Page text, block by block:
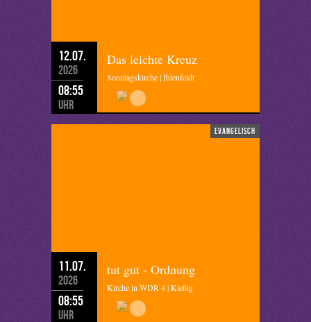
12.07.
2026
08:55
Uhr
Das leichte Kreuz
Sonntagskirche | Ihlenfeldt
evangelisch
11.07.
2026
08:55
Uhr
tut gut - Ordnung
Kirche in WDR 4 | Kießig